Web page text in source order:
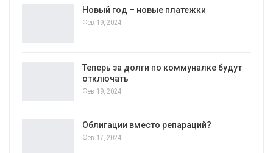
Новый год – новые платежки
Фев 19, 2024
Теперь за долги по коммуналке будут
отключать
Фев 19, 2024
Облигации вместо репараций?
Фев 17, 2024